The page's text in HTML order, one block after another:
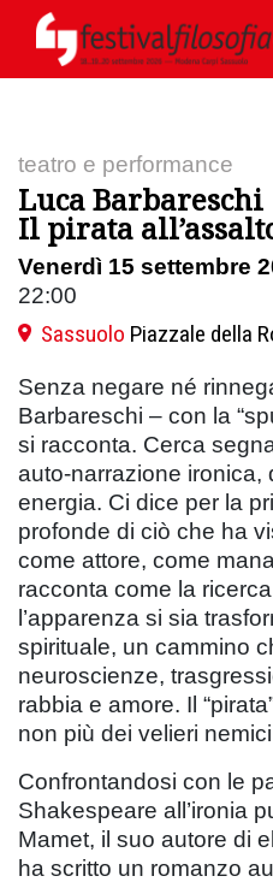
teatro e performance
Luca Barbareschi
Il pirata
Venerdì 15 settembre
22:00
Sassuolo Piazzale della
Senza negare né
Barbareschi – con la
si racconta. Cerca
auto-narrazione ironica,
energia. Ci dice per la
profonde di ciò che ha
come attore, come
racconta come la
l’apparenza si sia
spirituale, un cammino
neuroscienze,
rabbia e amore. Il
non più dei velieri
Confrontandosi con le
Shakespeare all’ironia
Mamet, il suo autore di
ha scritto un romanzo